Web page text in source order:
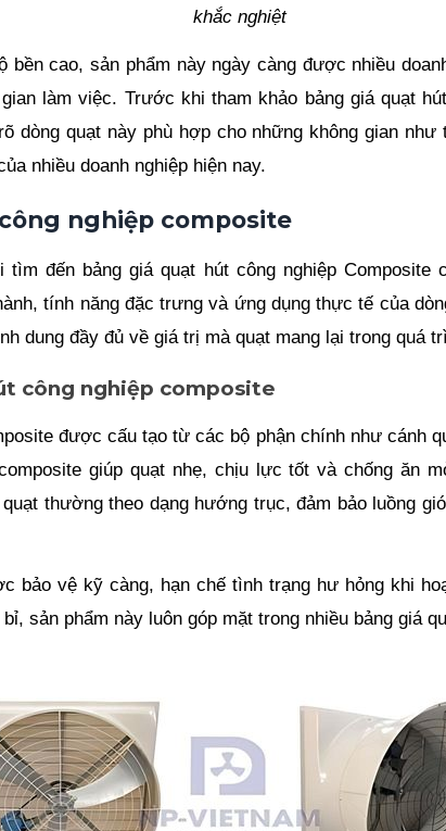
khắc nghiệt
bền cao, sản phẩm này ngày càng được nhiều
làm việc. Trước khi tham khảo bảng giá quạt
dòng quạt này phù hợp cho những không gian
nhiều doanh nghiệp hiện nay.
nghiệp composite
đến bảng giá quạt hút công nghiệp Composite
tính năng đặc trưng và ứng dụng thực tế của
dung đầy đủ về giá trị mà quạt mang lại trong quá
công nghiệp composite
được cấu tạo từ các bộ phận chính như cánh
giúp quạt nhẹ, chịu lực tốt và chống ăn
thường theo dạng hướng trục, đảm bảo luồng
bảo vệ kỹ càng, hạn chế tình trạng hư hỏng khi
sản phẩm này luôn góp mặt trong nhiều bảng giá